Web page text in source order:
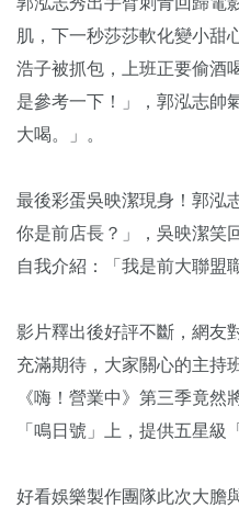
肌，下一秒莎莎軟化變小甜
浩子被抓包，上班正要偷酒
是參考一下！」，郭泓志帥
大喝。」。
最後彩蛋吳映潔現身！郭泓
你是前店長？」，吳映潔笑
自我介紹：「我是前大聯盟
影片釋出後好評不斷，網友
充滿期待，大家關心的主持
《嗨！營業中》第三季竟
「鳴日號」上，提供五星級
好看娛樂製作團隊此次大膽